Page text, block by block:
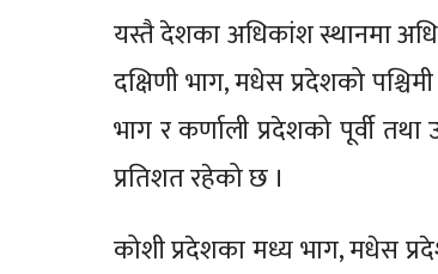
यस्तै देशका अधिकांश स्थानमा
दक्षिणी भाग, मधेस प्रदेशको
भाग र कर्णाली प्रदेशको पूर्वी
प्रतिशत रहेको छ ।
कोशी प्रदेशका मध्य भाग, मधेस